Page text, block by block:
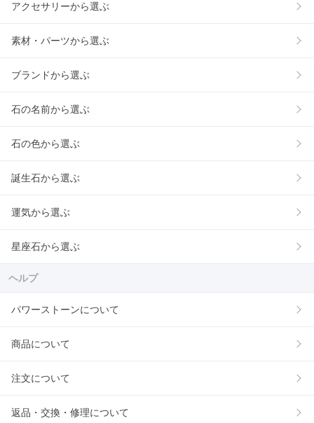
アクセサリーから選ぶ
素材・パーツから選ぶ
ブランドから選ぶ
石の名前から選ぶ
石の色から選ぶ
誕生石から選ぶ
運気から選ぶ
星座石から選ぶ
ヘルプ
パワーストーンについて
商品について
注文について
返品・交換・修理について